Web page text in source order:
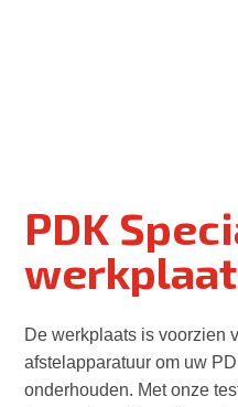
PDK
De werkplaats is voorzien
afstelapparatuur om uw
onderhouden. Met onze